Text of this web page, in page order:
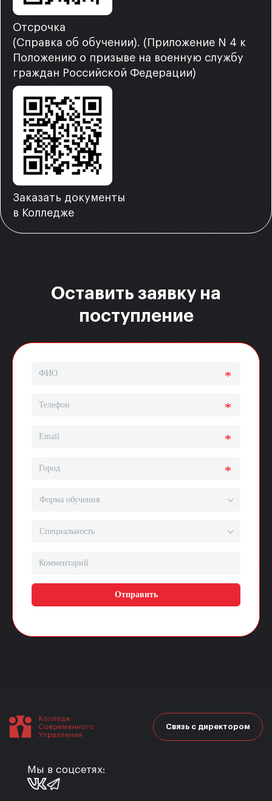
Отсрочка
(Справка об обучении). (Приложение N 4 к
Положению о призыве на военную службу
граждан Российской Федерации)
Заказать документы
в Колледже
Оставить заявку на
поступление
Связь с директором
Мы в соцсетях: